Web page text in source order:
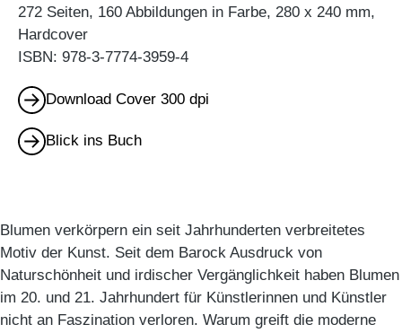
272 Seiten, 160 Abbildungen in Farbe, 280 x 240 mm,
Hardcover
ISBN: 978-3-7774-3959-4
Download Cover 300 dpi
Blick ins Buch
Blumen verkörpern ein seit Jahrhunderten verbreitetes
Motiv der Kunst. Seit dem Barock Ausdruck von
Naturschönheit und irdischer Vergänglichkeit haben Blumen
im 20. und 21. Jahrhundert für Künstlerinnen und Künstler
nicht an Faszination verloren. Warum greift die moderne